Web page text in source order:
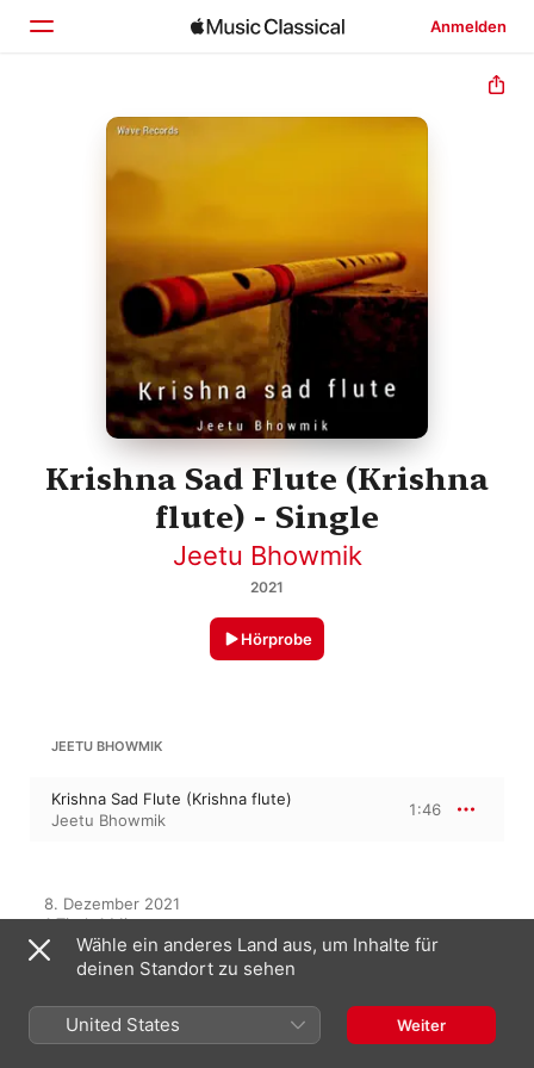
Anmelden
Startseite
Entdecken
Krishna Sad Flute (Krishna
flute) - Single
Jeetu Bhowmik
2021
Hörprobe
JEETU BHOWMIK
Krishna Sad Flute (Krishna flute)
Jeetu Bhowmik
1:46
8. Dezember 2021
1 Titel, 1 Minute
℗ 2021 Wave Records
Auf diesem Album
Wähle ein anderes Land aus, um Inhalte für
deinen Standort zu sehen
United States Weiter